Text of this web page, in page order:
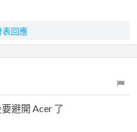
表回應
避開 Acer 了